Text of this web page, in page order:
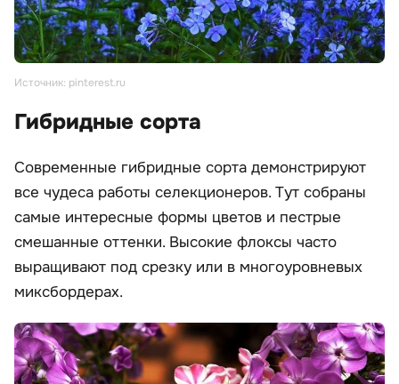
Источник: pinterest.ru
Гибридные сорта
Современные гибридные сорта демонстрируют
все чудеса работы селекционеров. Тут собраны
самые интересные формы цветов и пестрые
смешанные оттенки. Высокие флоксы часто
выращивают под срезку или в многоуровневых
миксбордерах.